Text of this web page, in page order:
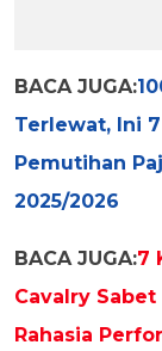
BACA JUGA:
Terlewat, Ini
Pemutihan
2025/2026
BACA JUGA:7
Cavalry
Rahasia